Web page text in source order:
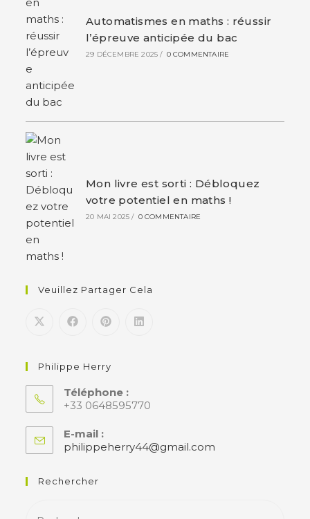
Automatismes en maths : réussir
l’épreuve anticipée du bac
29 DÉCEMBRE 2025 / 0 COMMENTAIRE
Mon livre est sorti : Débloquez
votre potentiel en maths !
20 MAI 2025 / 0 COMMENTAIRE
Veuillez Partager Cela
Philippe Herry
Téléphone :
+33 0648595770
E-mail :
philippeherry44@gmail.com
Rechercher